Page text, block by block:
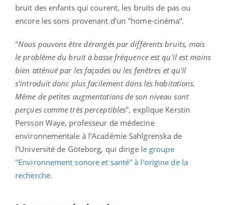
bruit des enfants qui courent, les bruits de pas ou
encore les sons provenant d’un "home-cinéma”.
"Nous pouvons être dérangés par différents bruits, mais
le problème du bruit à basse fréquence est qu'il est moins
bien atténué par les façades ou les fenêtres et qu'il
s'introduit donc plus facilement dans les habitations.
Même de petites augmentations de son niveau sont
perçues comme très perceptibles", explique Kerstin
Persson Waye, professeur de médecine
environnementale à l'Académie Sahlgrenska de
l'Université de Göteborg, qui dirige le groupe
"Environnement sonore et santé" à l'origine de la
recherche.